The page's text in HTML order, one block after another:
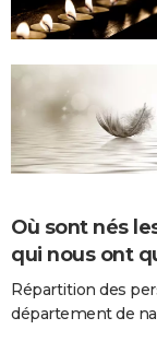
Où sont nés
qui nous ont
Répartition des
département de